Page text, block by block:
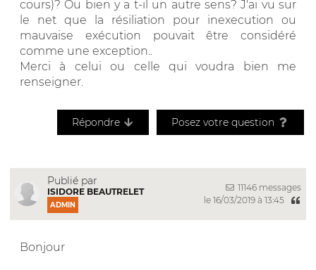
cours)? Ou bien y a t-il un autre sens? J'ai vu sur
le net que la résiliation pour inexecution ou
mauvaise exécution pouvait être considéré
comme une exception..
Merci à celui ou celle qui voudra bien me
renseigner.
Répondre Posez votre question
Publié par
ISIDORE BEAUTRELET
ADMIN
11146 messages
le 16/03/2019 à 13:45
Bonjour